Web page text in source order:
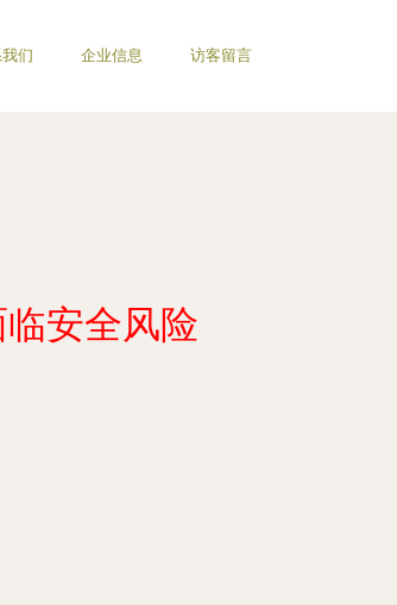
们 企业信息 访客留言
安全风险